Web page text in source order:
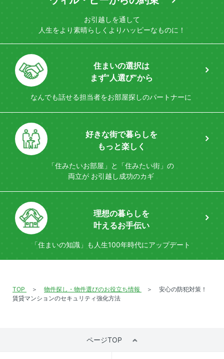
お引越しを通して
人生をより素晴らしく よりハッピーなものに！
住まいの選択は
まず“人選び”から
なんでも話せる担当者をお部屋探しのパートナーに
好きな街で暮らしを
もっと楽しく
「住みたいお部屋」と「住みたい街」の
両立がお引越し成功のカギ
理想の暮らしを
叶えるお手伝い
「住まいの知識」も 人生100年時代にアップデート
TOP 物件探し・物件選びのお役立ち情報
安心の防犯対策！
賃貸マンションのセキュリティ強化方法
ページTOP